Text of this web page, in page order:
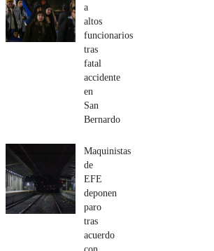
a
altos
funcionarios
tras
fatal
accidente
en
San
Bernardo
Maquinistas
de
EFE
deponen
paro
tras
acuerdo